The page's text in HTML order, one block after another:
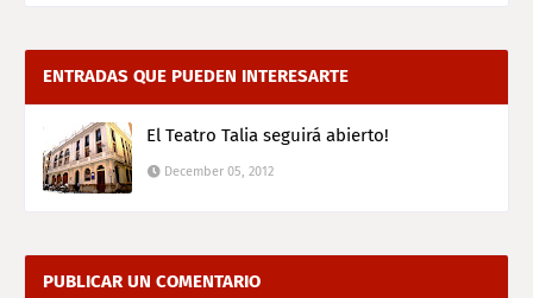
ENTRADAS QUE PUEDEN INTERESARTE
El Teatro Talia seguirá abierto!
December 05, 2012
PUBLICAR UN COMENTARIO